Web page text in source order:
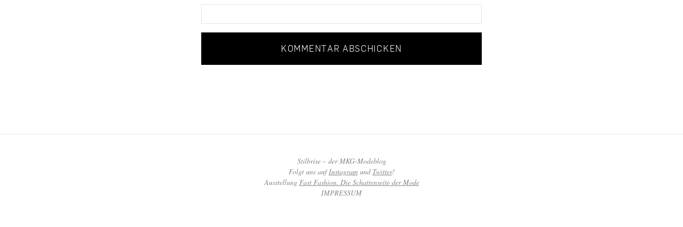
Stilbrise – der MKG-Modeblog
Folgt uns aufInstagram und Twitter!
Ausstellung Fast Fashion. Die Schattenseite der Mode
IMPRESSUM